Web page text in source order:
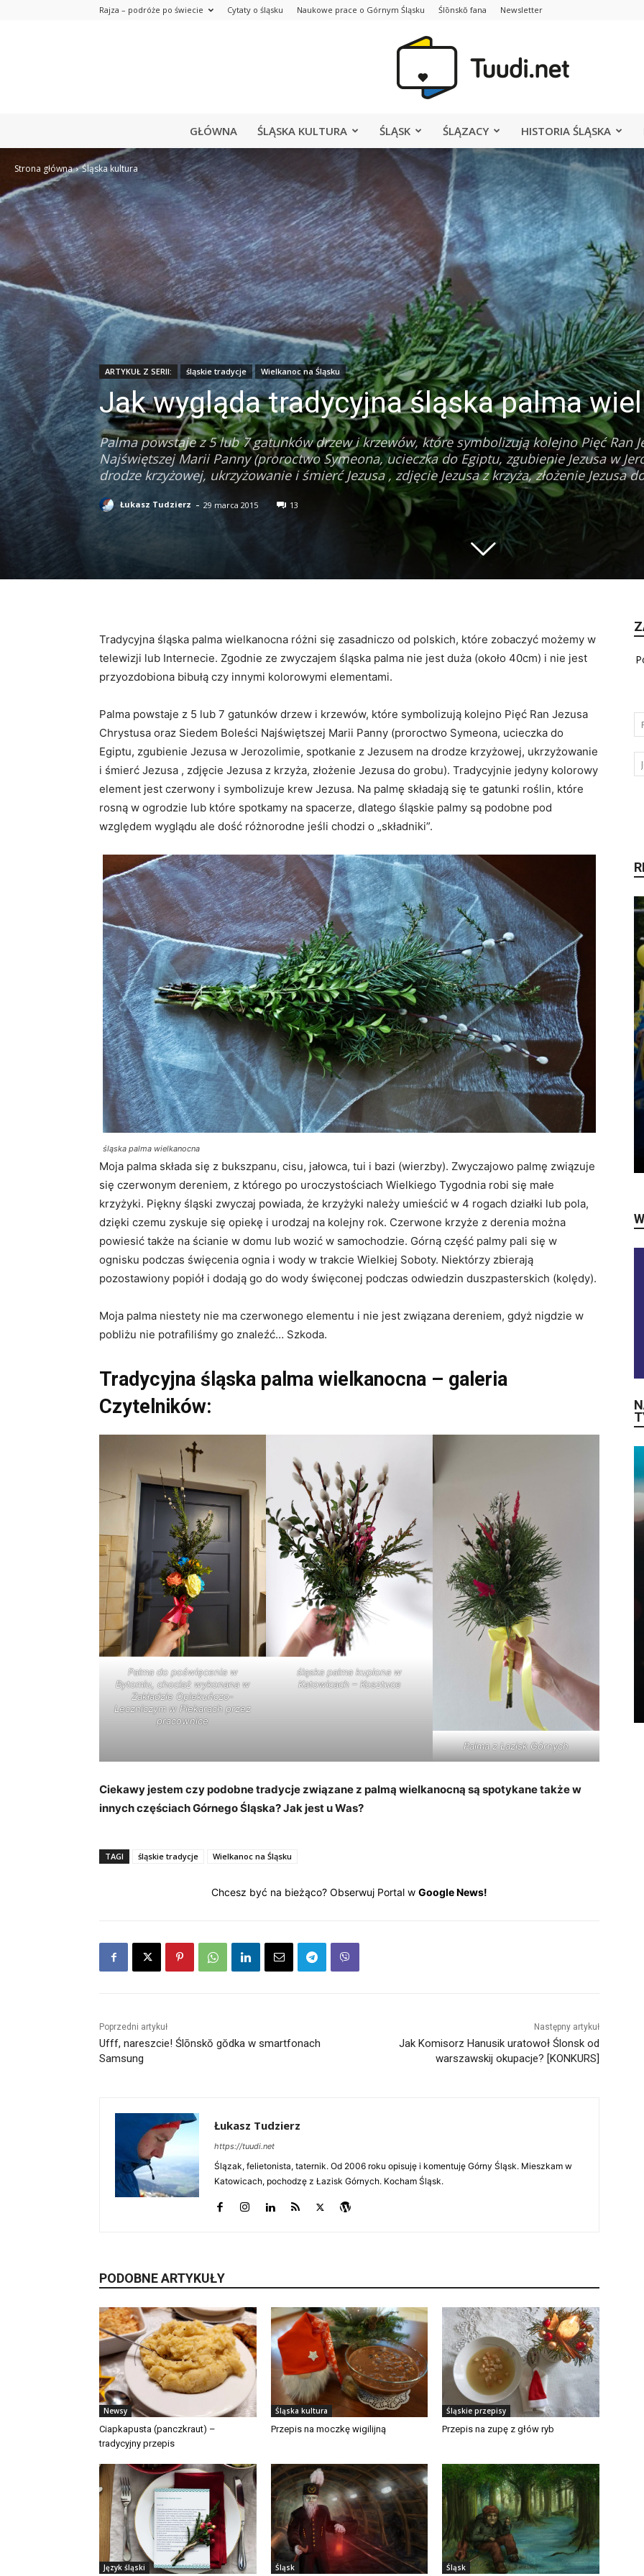
Rajza – podróże po świecie Cytaty o śląsku Naukowe prace o Górnym Śląsku Ślōnskŏ fana Newsletter
Portal
Tuudi.net
GŁÓWNA ŚLĄSKA KULTURA ŚLĄSK ŚLĄZACY HISTORIA ŚLĄSKA
Strona główna Śląska kultura
ARTYKUŁ Z SERII: śląskie tradycje Wielkanoc na Śląsku
Jak wygląda tradycyjna śląska palma
Palma powstaje z 5 lub 7 gatunków drzew i krzewów, które symbolizują kolejno Pięć Ran
Najświętszej Marii Panny (proroctwo Symeona, ucieczka do Egiptu, zgubienie Jezusa w
drodze krzyżowej, ukrzyżowanie i śmierć Jezusa , zdjęcie Jezusa z krzyża, złożenie Jezusa
Łukasz Tudzierz - 29 marca 2015 13
Tradycyjna śląska palma wielkanocna różni się zasadniczo od polskich, które zobaczyć możemy w
telewizji lub Internecie. Zgodnie ze zwyczajem śląska palma nie jest duża (około 40cm) i nie jest
przyozdobiona bibułą czy innymi kolorowymi elementami.
Palma powstaje z 5 lub 7 gatunków drzew i krzewów, które symbolizują kolejno Pięć Ran Jezusa
Chrystusa oraz Siedem Boleści Najświętszej Marii Panny (proroctwo Symeona, ucieczka do
Egiptu, zgubienie Jezusa w Jerozolimie, spotkanie z Jezusem na drodze krzyżowej, ukrzyżowanie
i śmierć Jezusa , zdjęcie Jezusa z krzyża, złożenie Jezusa do grobu). Tradycyjnie jedyny kolorowy
element jest czerwony i symbolizuje krew Jezusa. Na palmę składają się te gatunki roślin, które
rosną w ogrodzie lub które spotkamy na spacerze, dlatego śląskie palmy są podobne pod
względem wyglądu ale dość różnorodne jeśli chodzi o „składniki”.
śląska palma wielkanocna
Moja palma składa się z bukszpanu, cisu, jałowca, tui i bazi (wierzby). Zwyczajowo palmę związuje
się czerwonym dereniem, z którego po uroczystościach Wielkiego Tygodnia robi się małe
krzyżyki. Piękny śląski zwyczaj powiada, że krzyżyki należy umieścić w 4 rogach działki lub pola,
dzięki czemu zyskuje się opiekę i urodzaj na kolejny rok. Czerwone krzyże z derenia można
powiesić także na ścianie w domu lub wozić w samochodzie. Górną część palmy pali się w
ognisku podczas święcenia ognia i wody w trakcie Wielkiej Soboty. Niektórzy zbierają
pozostawiony popiół i dodają go do wody święconej podczas odwiedzin duszpasterskich (kolędy).
Moja palma niestety nie ma czerwonego elementu i nie jest związana dereniem, gdyż nigdzie w
pobliżu nie potrafiliśmy go znaleźć… Szkoda.
Tradycyjna śląska palma wielkanocna – galeria
Czytelników:
Palma do poświęcenia w
Bytomiu, chociaż wykonana w
Zakładzie Opiekuńczo-
Leczniczym w Piekarach przez
pracownice
śląska palma kupiona w
Katowicach – Kosztuce
Palma z Łazisk Górnych
Ciekawy jestem czy podobne tradycje związane z palmą wielkanocną są spotykane także w
innych częściach Górnego Śląska? Jak jest u Was?
TAGI śląskie tradycje Wielkanoc na Śląsku
Chcesz być na bieżąco? Obserwuj Portal w Google News!
Poprzedni artykuł
Ufff, nareszcie! Ślōnskŏ gŏdka w smartfonach
Samsung
Następny artykuł
Jak Komisorz Hanusik uratowoł Ślonsk od
warszawskij okupacje? [KONKURS]
Łukasz Tudzierz
https://tuudi.net
Ślązak, felietonista, taternik. Od 2006 roku opisuję i komentuję Górny Śląsk. Mieszkam w
Katowicach, pochodzę z Łazisk Górnych. Kocham Śląsk.
PODOBNE ARTYKUŁY
Newsy
Ciapkapusta (panczkraut) –
tradycyjny przepis
Śląska kultura
Przepis na moczkę wigilijną
Śląskie przepisy
Przepis na zupę z głów ryb
Język śląski Śląsk Śląsk
Życzenia po śląsku
- 25 grudnia 2010